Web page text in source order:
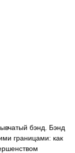
бэнд. Бэнд
границами: как